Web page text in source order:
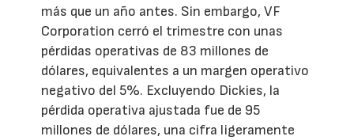
más que un año antes. Sin embargo, VF
Corporation cerró el trimestre con unas
pérdidas operativas de 83 millones de
dólares, equivalentes a un margen operativo
negativo del 5%. Excluyendo Dickies, la
pérdida operativa ajustada fue de 95
millones de dólares, una cifra ligeramente